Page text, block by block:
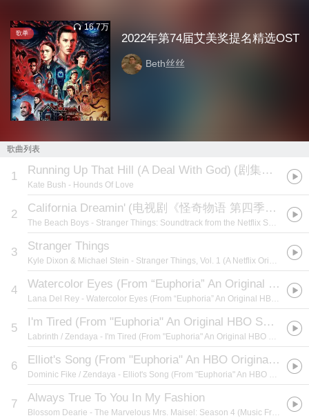
歌单
16.7万
2022年第74届艾美奖提名精选OST
Beth丝丝
歌曲列表
1 Running Up That Hill (A Deal With God) (剧集《怪奇物语 第四季》插曲
Kate Bush - Hounds Of Love
2 California Dreamin' (电视剧《怪奇物语 第四季》原声 )
The Beach Boys - Stranger Things: Soundtrack from the Netflix Series, Season 4
3 Stranger Things
Kyle Dixon & Michael Stein - Stranger Things, Vol. 1 (A Netflix Original Series Soundtrack)
4 Watercolor Eyes (From “Euphoria” An Original HBO Series)
Lana Del Rey - Watercolor Eyes (From “Euphoria” An Original HBO Series)
5 I'm Tired (From "Euphoria" An Original HBO Series) (
Labrinth / Zendaya - I'm Tired (From "Euphoria" An Original HBO Series)
6 Elliot's Song (From "Euphoria" An HBO Original Series)
Dominic Fike / Zendaya - Elliot's Song (From "Euphoria" An HBO Original Series)
7 Always True To You In My Fashion
Blossom Dearie - The Marvelous Mrs. Maisel: Season 4 (Music From The Amazon Original Series)